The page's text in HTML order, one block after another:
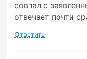
совпал с
отвечает почти
Ответить